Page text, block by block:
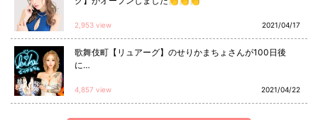
2,953 view 2021/04/17
歌舞伎町【リュアーグ】のせりかまちょさんが100日後
に…
4,857 view 2021/04/22